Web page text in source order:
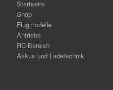
Startseite
Shop
Flugmodelle
Antriebe
RC-Bereich
Akkus und Ladetechnik